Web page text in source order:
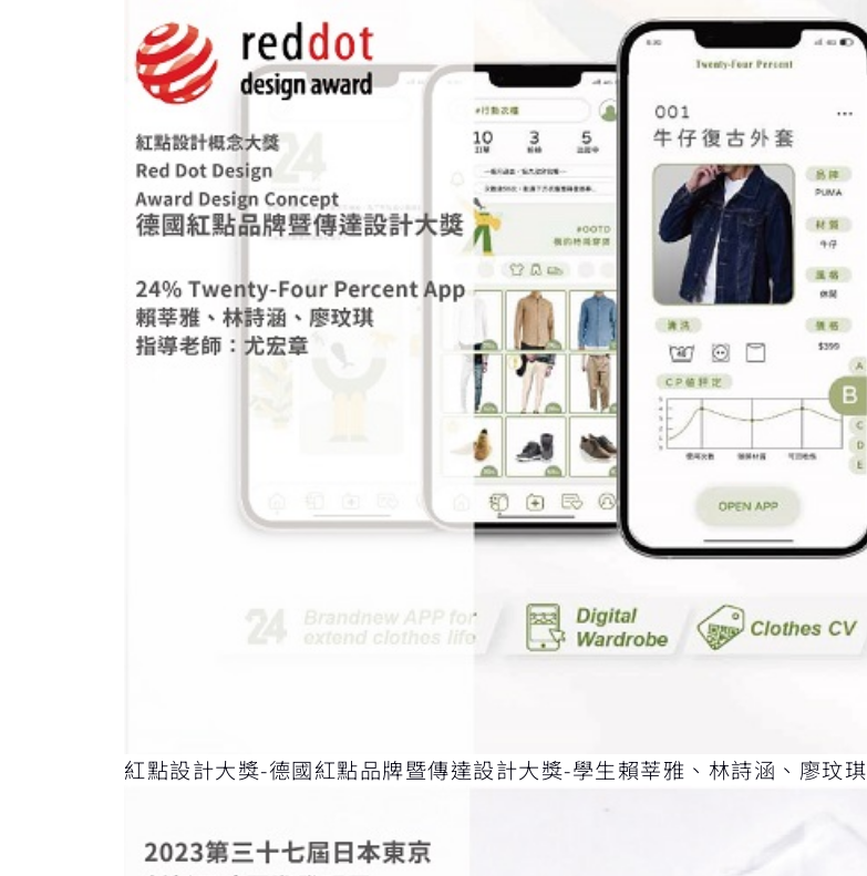
紅點設計大獎-德國紅點品牌暨傳達設計大獎-學生賴莘雅、林詩涵、廖玟琪